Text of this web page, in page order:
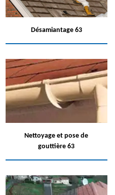
Désamiantage 63
Nettoyage et pose de
gouttière 63